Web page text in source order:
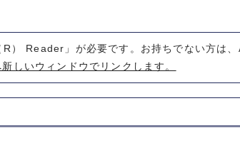
） Reader」が必要です。お持ちでない方は
しいウィンドウでリンクします。